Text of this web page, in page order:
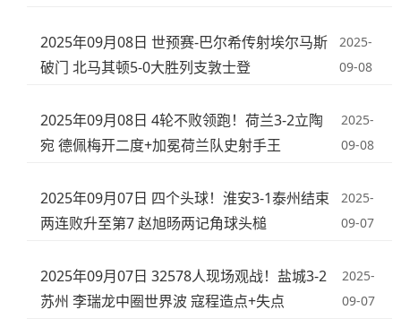
2025年09月08日 世预赛-巴尔希传射埃尔马斯
破门 北马其顿5-0大胜列支敦士登
2025-
09-08
2025年09月08日 4轮不败领跑！荷兰3-2立陶
宛 德佩梅开二度+加冕荷兰队史射手王
2025-
09-08
2025年09月07日 四个头球！淮安3-1泰州结束
两连败升至第7 赵旭旸两记角球头槌
2025-
09-07
2025年09月07日 32578人现场观战！盐城3-2
苏州 李瑞龙中圈世界波 寇程造点+失点
2025-
09-07